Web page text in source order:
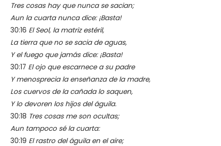
Tres cosas hay que nunca se sacian;
Aun la cuarta nunca dice: ¡Basta!
30:16 El Seol, la matriz estéril,
La tierra que no se sacia de aguas,
Y el fuego que jamás dice: ¡Basta!
30:17 El ojo que escarnece a su padre
Y menosprecia la enseñanza de la madre,
Los cuervos de la cañada lo saquen,
Y lo devoren los hijos del águila.
30:18 Tres cosas me son ocultas;
Aun tampoco sé la cuarta:
30:19 El rastro del águila en el aire;